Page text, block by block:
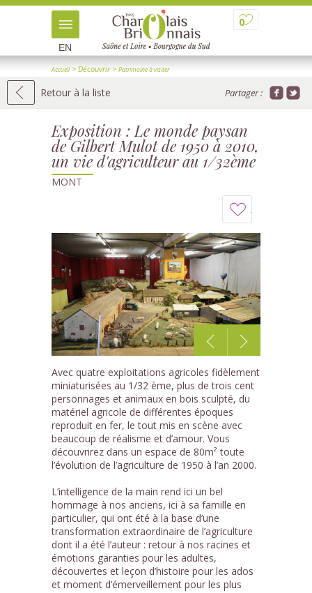
0
EN
Accueil> Découvrir> Patrimoine à visiter
Retour à la liste Partager :
Exposition : Le monde paysan
de Gilbert Mulot de 1950 à 2010,
un vie d'agriculteur au 1/32ème
MONT
à
carnet
1 /8
Avec quatre exploitations agricoles fidèlement
miniaturisées au 1/32 ème, plus de trois cent
personnages et animaux en bois sculpté, du
matériel agricole de différentes époques
reproduit en fer, le tout mis en scène avec
beaucoup de réalisme et d’amour. Vous
découvrirez dans un espace de 80m² toute
l’évolution de l’agriculture de 1950 à l’an 2000.
L’intelligence de la main rend ici un bel
hommage à nos anciens, ici à sa famille en
particulier, qui ont été à la base d’une
transformation extraordinaire de l’agriculture
dont il a été l’auteur : retour à nos racines et
émotions garanties pour les adultes,
découvertes et leçon d’histoire pour les ados
et moment d’émerveillement pour les plus